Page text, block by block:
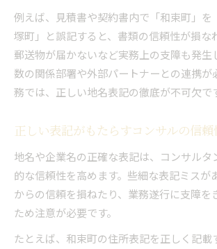
例えば、見積書や契約書内で「和束町」を
塚町」と誤記すると、書類の信頼性が損な
郵送物が届かないなど実務上の支障も発生
数の関係部署や外部パートナーとの連携が
務では、正しい地名表記の徹底が不可欠で
正しい表記がもたらすコンサルの信頼
地名や企業名の正確な表記は、コンサルタ
的な信頼性を高めます。些細な表記ミスが
からの信頼を損ねたり、業務遂行に支障を
ため注意が必要です。
たとえば、和束町の住所表記を正しく記載